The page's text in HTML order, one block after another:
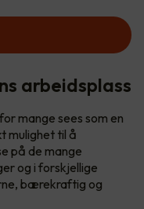
arbeidsplass
mange sees som en
mulighet til å
på de mange
og i forskjellige
bærekraftig og